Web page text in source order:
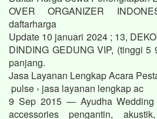
OVER ORGANIZER
daftarharga
Update 10 januari 2024 ; 13,
DINDING GEDUNG VIP, (tinggi 5
panjang.
Jasa Layanan Lengkap Acara
pulse › jasa layanan lengkap ac
9 Sep 2015 — Ayudha
accessories pengantin,